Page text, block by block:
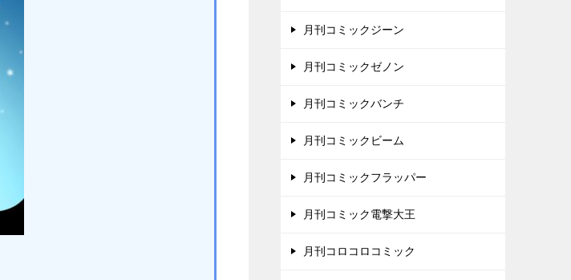
月刊コミックジーン
月刊コミックゼノン
月刊コミックバンチ
月刊コミックビーム
月刊コミックフラッパー
月刊コミック電撃大王
月刊コロコロコミック